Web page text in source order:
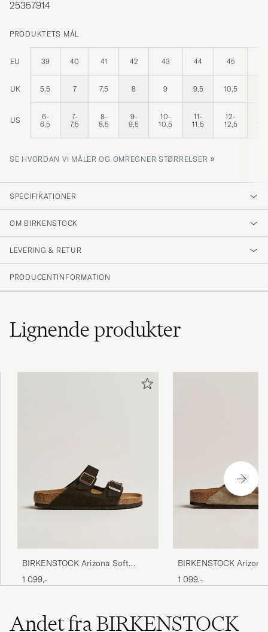
25357914
PRODUKTETS MÅL
EU 39 40 41 42 43 44 45
UK 5,5 7 7,5 8 9 9,5 10,5
US
6-
6,5
7-
7,5
8-
8,5
9-
9,5
10-
10,5
11-
11,5
12-
12,5
SE HVORDAN VI MÅLER OG OMREGNER STØRRELSER »
SPECIFIKATIONER
OM BIRKENSTOCK
LEVERING & RETUR
PRODUCENTINFORMATION
Lignendeprodukter
BIRKENSTOCK Arizona Soft
Footbed Mocca Suede
1 099,-
BIRKENSTOCK
Footbed Taupe Suede
1 099,-
Andet fra BIRKENSTOCK